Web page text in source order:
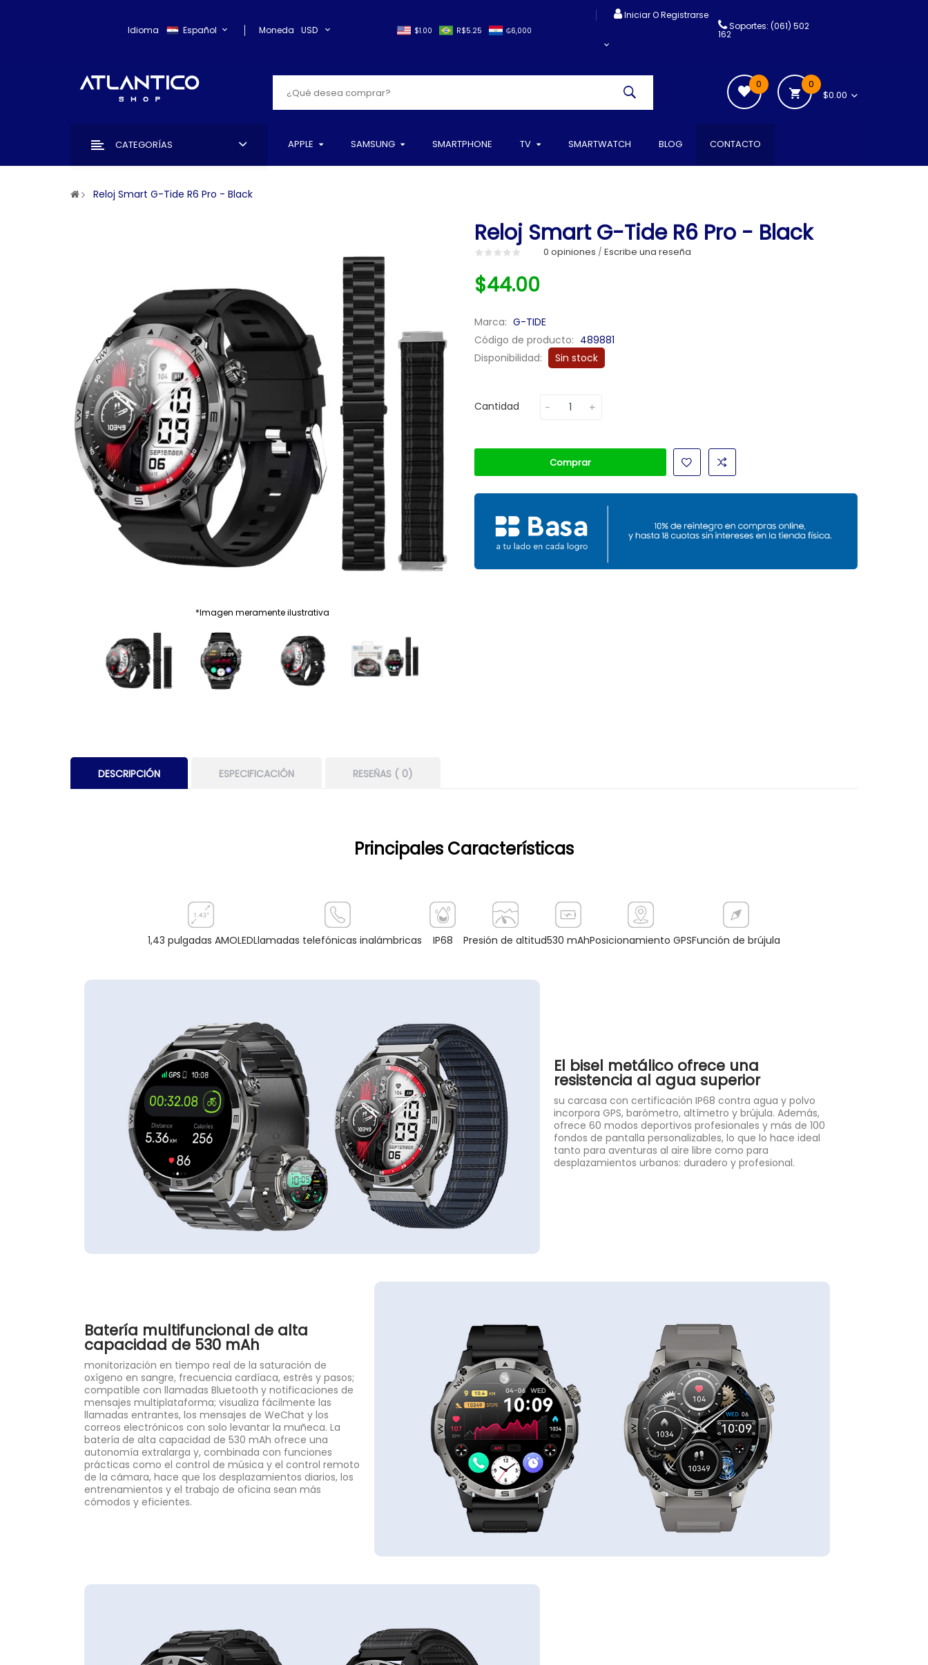
Idioma Español Moneda USD $1.00 ₲6,000
R$5.25
Iniciar O Registrarse
Soportes: (061) 502
162
0
$0.00
0
CATEGORÍAS APPLE SAMSUNG SMARTPHONE TV SMARTWATCH BLOG CONTACTO
Reloj Smart G-Tide R6 Pro - Black
*Imagen meramente ilustrativa
Reloj Smart G-Tide R6 Pro - Black
0 opiniones / Escribe una reseña
$44.00
Marca: G-TIDE
Código de producto: 489881
Disponibilidad:
Sin stock
Cantidad
Comprar
DESCRIPCIÓN ESPECIFICACIÓN RESEÑAS ( 0)
Principales Características
1,43 pulgadas AMOLEDLlamadas telefónicas inalámbricas IP68 Presión de altitud530 mAhPosicionamiento GPSFunción de brújula
El bisel metálico ofrece una
resistencia al agua superior
su carcasa con certificación IP68 contra agua y polvo
incorpora GPS, barómetro, altímetro y brújula. Además,
ofrece 60 modos deportivos profesionales y más de 100
fondos de pantalla personalizables, lo que lo hace ideal
tanto para aventuras al aire libre como para
desplazamientos urbanos: duradero y profesional.
Batería multifuncional de alta
capacidad de 530 mAh
monitorización en tiempo real de la saturación de
oxígeno en sangre, frecuencia cardíaca, estrés y pasos;
compatible con llamadas Bluetooth y notificaciones de
mensajes multiplataforma; visualiza fácilmente las
llamadas entrantes, los mensajes de WeChat y los
correos electrónicos con solo levantar la muñeca. La
batería de alta capacidad de 530 mAh ofrece una
autonomía extralarga y, combinada con funciones
prácticas como el control de música y el control remoto
de la cámara, hace que los desplazamientos diarios, los
entrenamientos y el trabajo de oficina sean más
cómodos y eficientes.